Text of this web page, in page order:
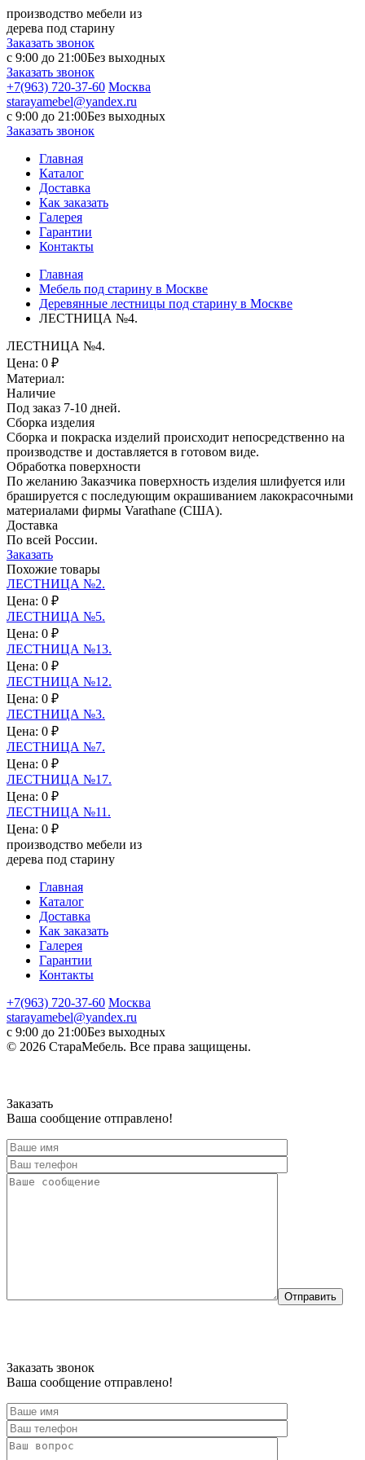
производство мебели из
дерева под старину
Заказать звонок
с 9:00 до 21:00Без выходных
Заказать звонок
+7(963) 720-37-60 Москва
starayamebel@yandex.ru
с 9:00 до 21:00Без выходных
Заказать звонок
Главная
Каталог
Доставка
Как заказать
Галерея
Гарантии
Контакты
Главная
Мебель под старину в Москве
Деревянные лестницы под старину в Москве
ЛЕСТНИЦА №4.
ЛЕСТНИЦА №4.
Цена: 0 ₽
Материал:
Наличие
Под заказ 7-10 дней.
Сборка изделия
Сборка и покраска изделий происходит непосредственно на
производстве и доставляется в готовом виде.
Обработка поверхности
По желанию Заказчика поверхность изделия шлифуется или
брашируется с последующим окрашиванием лакокрасочными
материалами фирмы Varathane (США).
Доставка
По всей России.
Заказать
Похожие товары
ЛЕСТНИЦА №2.
Цена: 0 ₽
ЛЕСТНИЦА №5.
Цена: 0 ₽
ЛЕСТНИЦА №13.
Цена: 0 ₽
ЛЕСТНИЦА №12.
Цена: 0 ₽
ЛЕСТНИЦА №3.
Цена: 0 ₽
ЛЕСТНИЦА №7.
Цена: 0 ₽
ЛЕСТНИЦА №17.
Цена: 0 ₽
ЛЕСТНИЦА №11.
Цена: 0 ₽
производство мебели из
дерева под старину
Главная
Каталог
Доставка
Как заказать
Галерея
Гарантии
Контакты
+7(963) 720-37-60 Москва
starayamebel@yandex.ru
с 9:00 до 21:00Без выходных
© 2026 СтараМебель. Все права защищены.
Заказать
Ваша сообщение отправлено!
Отправить
Заказать звонок
Ваша сообщение отправлено!